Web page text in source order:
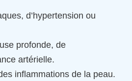
d’hypertension ou
profonde, de
artérielle.
inflammations de la peau.